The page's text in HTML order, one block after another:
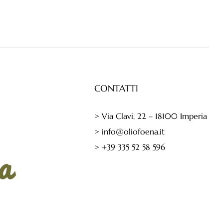
CONTATTI
> Via Clavi, 22 – 18100 Imperia
> info@oliofoena.it
> +39 335 52 58 596